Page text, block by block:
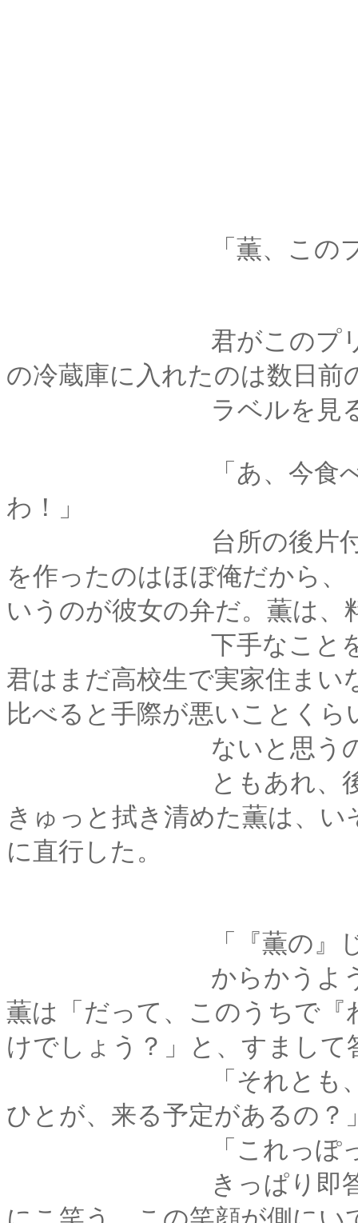
「薫、このプリン
君がこのプリンを買
の冷蔵庫に入れたのは数日前
ラベルを見ると、賞
「あ、今食べちゃ
わ！」
台所の後片付けをし
を作ったのはほぼ俺だから
いうのが彼女の弁だ。薫は、
下手なことを気にし
君はまだ高校生で実家住まい
比べると手際が悪いことくら
ないと思うの
ともあれ、後片付け
きゅっと拭き清めた薫は、
に直行した。
「『薫の』じゃなく
からかうように言い
薫は「だって、このうちで
けでしょう？」と、すまして
「それとも、他に『
ひとが、来る予定があるの？
「これっぽっちも
きっぱり即答したら